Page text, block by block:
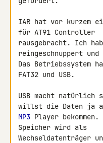
IAR hat vor kurzem
für AT91 Controller
rausgebracht. Ich
reingeschnuppert
Das Betriebssystem
FAT32 und USB.
USB macht natürlich
MP3 Player bekommen.
Speicher wird als
Wechseldatenträger